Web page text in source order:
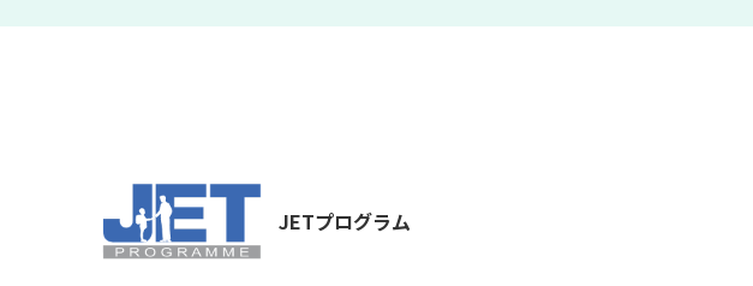
JETプログラム